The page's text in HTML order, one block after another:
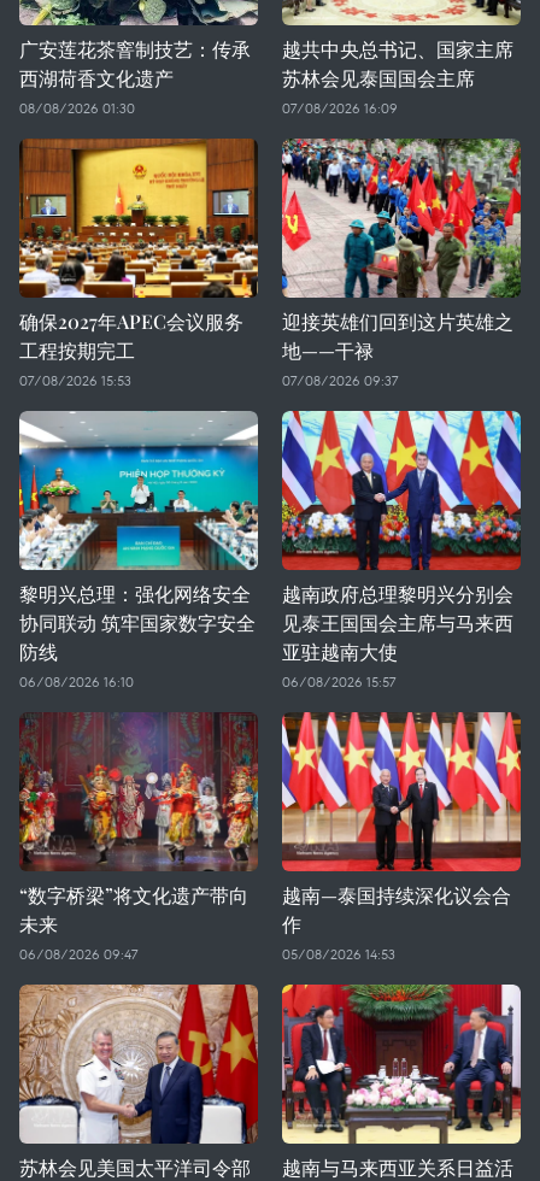
广安莲花茶窨制技艺：传承
西湖荷香文化遗产
08/08/2026 01:30
越共中央总书记、国家主席
苏林会见泰国国会主席
07/08/2026 16:09
确保2027年APEC会议服务
工程按期完工
07/08/2026 15:53
迎接英雄们回到这片英雄之
地——干禄
07/08/2026 09:37
黎明兴总理：强化网络安全
协同联动 筑牢国家数字安全
防线
06/08/2026 16:10
越南政府总理黎明兴分别会
见泰王国国会主席与马来西
亚驻越南大使
06/08/2026 15:57
“数字桥梁”将文化遗产带向
未来
06/08/2026 09:47
越南—泰国持续深化议会合
作
05/08/2026 14:53
苏林会见美国太平洋司令部
越南与马来西亚关系日益活